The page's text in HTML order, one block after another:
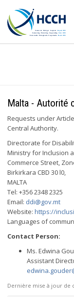
Malta - Autorité
Requests under
Central Authority.
Directorate for
Ministry for Inclusion
Commerce Street,
Birkirkara CBD 30 l0,
MALTA
Tel: +356 2348 2325
Email: ddi@gov.mt
Website: https://
Languages of
Contact Person:
Ms. Edwina
Assistant
Dernière mise à jour de